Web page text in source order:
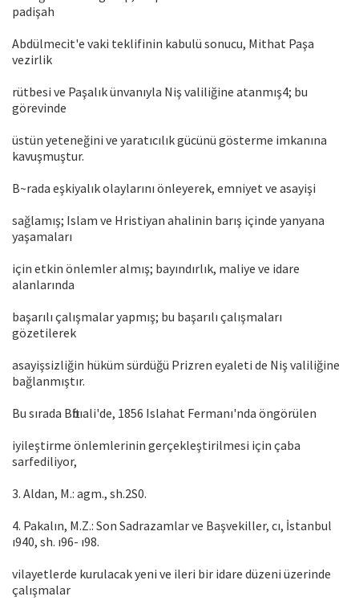
padişah
Abdülmecit'e vaki teklifinin kabulü sonucu, Mithat Paşa
vezirlik
rütbesi ve Paşalık ünvanıyla Niş valiliğine atanmış4; bu
görevinde
üstün yeteneğini ve yaratıcılık gücünü gösterme imkanına
kavuşmuştur.
B~rada eşkiyalık olaylarını önleyerek, emniyet ve asayişi
sağlamış; Islam ve Hristiyan ahalinin barış içinde yanyana
yaşamaları
için etkin önlemler almış; bayındırlık, maliye ve idare
alanlarında
başarılı çalışmalar yapmış; bu başarılı çalışmaları
gözetilerek
asayişsizliğin hüküm sürdüğü Prizren eyaleti de Niş valiliğine
bağlanmıştır.
Bu sırada Bftbıali'de, 1856 Islahat Fermanı'nda öngörülen
iyileştirme önlemlerinin gerçekleştirilmesi için çaba
sarfediliyor,
3. Aldan, M.: agm., sh.2S0.
4. Pakalın, M.Z.: Son Sadrazamlar ve Başvekiller, cı, İstanbul
ı940, sh. ı96- ı98.
vilayetlerde kurulacak yeni ve ileri bir idare düzeni üzerinde
çalışmalar